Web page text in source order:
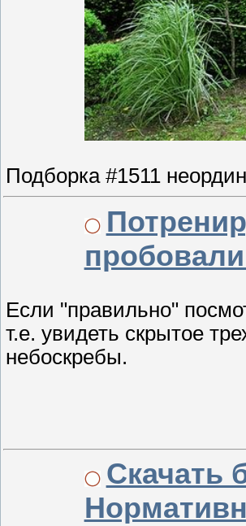
Подборка #1511
Если "правильно"
т.е. увидеть скрытое
небоскребы.
Скачать